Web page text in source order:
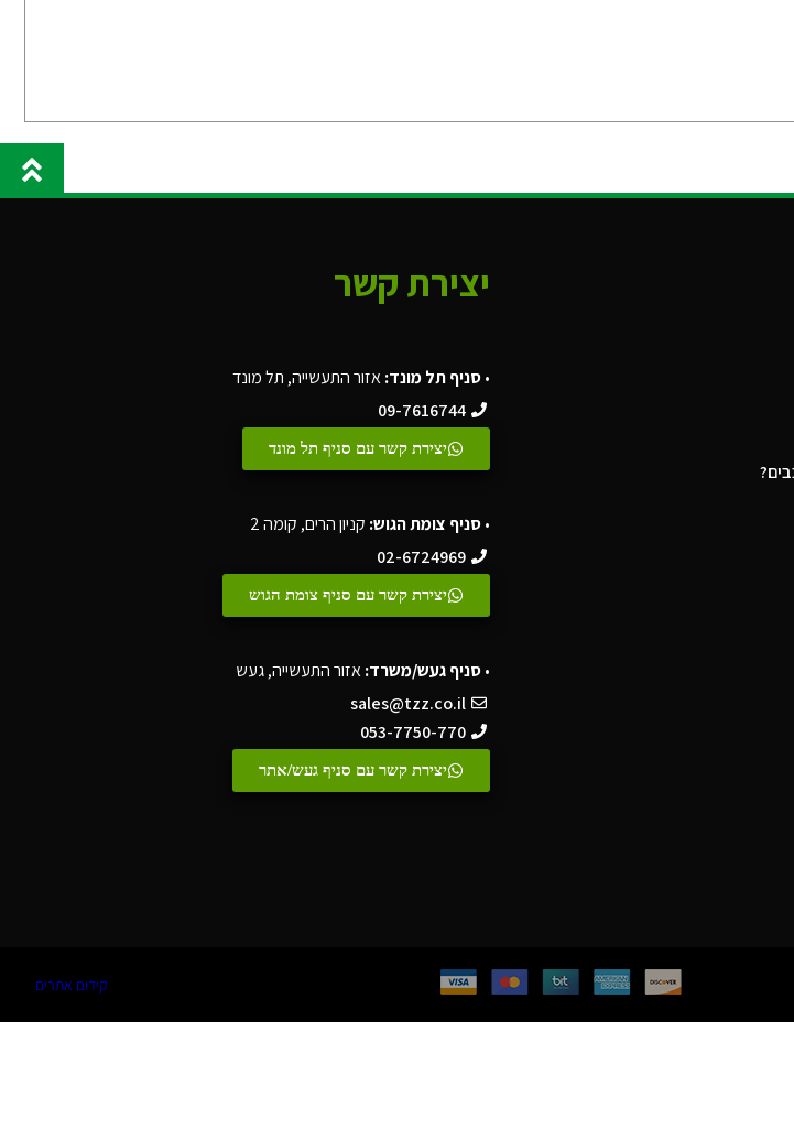
יצירת קשר
•סניף תל מונד:אזור התעשייה, תל מונד
09-7616744
יצירת קשר עם סניף תל מונד
•סניף צומת הגוש: קניון הרים, קומה 2
02-6724969
יצירת קשר עם סניף צומת הגוש
•סניף געש/משרד:אזור התעשייה, געש
sales@tzz.co.il
053-7750-770
יצירת קשר עם סניף געש/אתר
קידום אתרים